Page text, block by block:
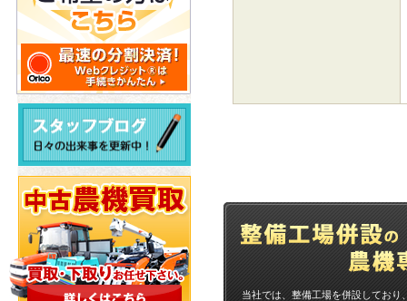
当社では、整備工場を併設してお